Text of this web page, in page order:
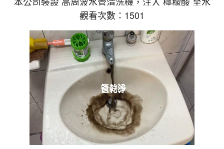
管，等了約15分，開啟 水管清洗機 ，啟動 螺旋波 模
式，一洗水管就流出黃水，一下變成綠色，看起來就
像蔬果汁，兩個多小時後，出水變乾淨熱水出水也沒
味道了。 如是自來水，如水管老化，會產生鐵鏽跟
泥沙堆積，洗出來的水就會是咖啡色，地下水含有氧
化錳，管壁上會結成黑色管垢，洗出來的水會跟石油
一樣黑，有些洗出綠色的水，是因為裡面有銅的物
質，生鏽產生銅綠，如...
觀看次數：1501